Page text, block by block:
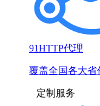
91HTTP代理
覆盖全国各大省
定制服务